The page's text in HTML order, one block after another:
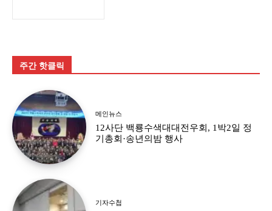
주간 핫클릭
메인뉴스
12사단 백룡수색대대전우회, 1박2일 정
기총회·송년의밤 행사
기자수첩